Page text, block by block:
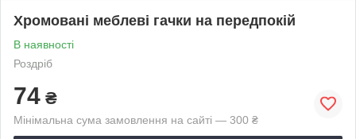
Хромовані меблеві гачки на передпокій
В наявності
Роздріб
74 ₴
Мінімальна сума замовлення на сайті — 300 ₴